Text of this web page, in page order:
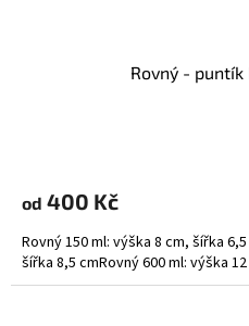
Rovný -
od 400 Kč
Rovný 150 ml: výška 8 cm, šířka
šířka 8,5 cmRovný 600 ml: výška